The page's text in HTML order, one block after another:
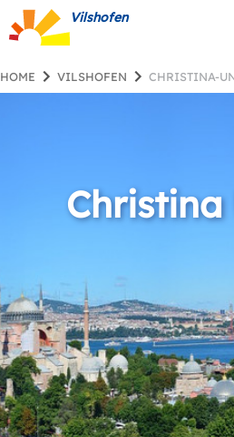
Vilshofen
HOME VILSHOFEN CHRISTINA-